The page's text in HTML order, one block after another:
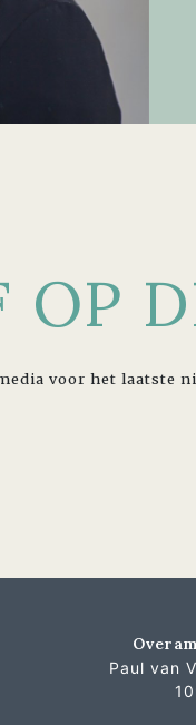
OP
voor het laatste
Paul van